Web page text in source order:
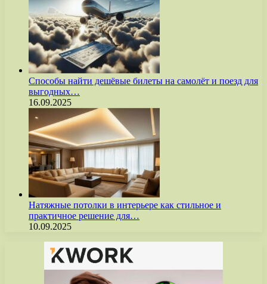
Способы найти дешёвые билеты на самолёт и поезд для
выгодных…
16.09.2025
Натяжные потолки в интерьере как стильное и
практичное решение для…
10.09.2025